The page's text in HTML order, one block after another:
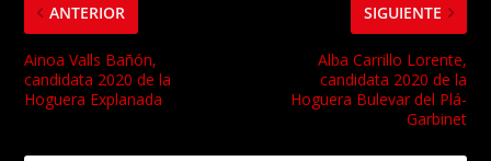
ANTERIOR
Ainoa Valls Bañón,
candidata 2020 de la
Hoguera Explanada
SIGUIENTE
Alba Carrillo Lorente,
candidata 2020 de la
Hoguera Bulevar del Plá-
Garbinet